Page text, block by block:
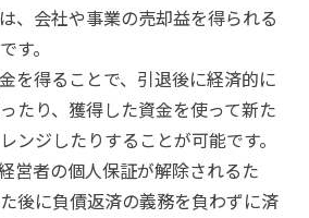
、会社や事業の売却益を得られる
す。
を得ることで、引退後に経済的に
たり、獲得した資金を使って新た
ンジしたりすることが可能です。
営者の個人保証が解除されるた
後に負債返済の義務を負わずに済